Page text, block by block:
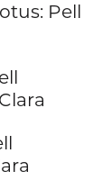
Pell